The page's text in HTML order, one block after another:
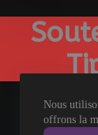
Nous
offrons la